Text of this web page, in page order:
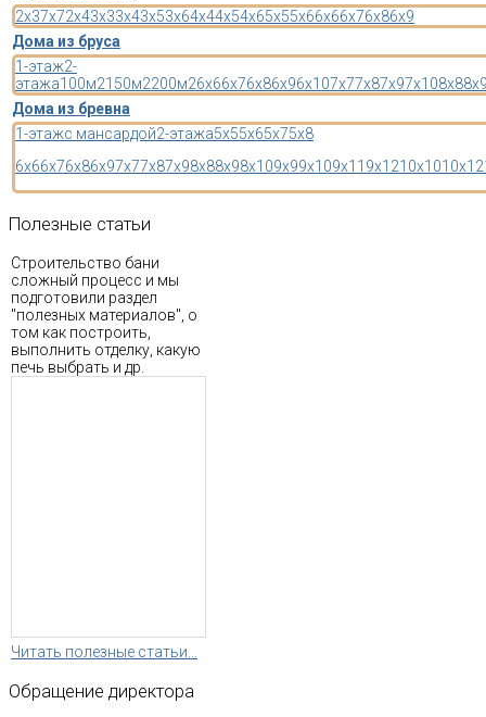
2x37x72x43x33x43x53x64x44x54x65x55x66x66x76x86x9
Дома из бруса
1-этаж2-
этажа100м2150м2200м26x66x76x86x96x107x77x87x97x108x8
Дома из бревна
1-этажс мансардой2-этажа5x55x65x75x8
6x66x76x86x97x77x87x98x88x98x109x99x109x11 9x1210x1010x12
Полезные статьи
Строительство бани
сложный процесс и мы
подготовили раздел
"полезных материалов", о
том как построить,
выполнить отделку, какую
печь выбрать и др.
Читать полезные статьи...
Обращение директора